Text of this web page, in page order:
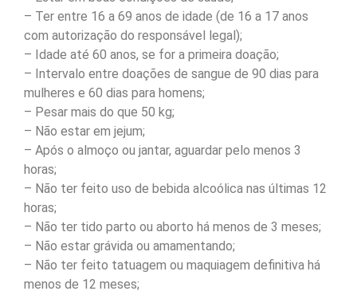
– Ter entre 16 a 69 anos de idade (de 16 a 17 anos
com autorização do responsável legal);
– Idade até 60 anos, se for a primeira doação;
– Intervalo entre doações de sangue de 90 dias para
mulheres e 60 dias para homens;
– Pesar mais do que 50 kg;
– Não estar em jejum;
– Após o almoço ou jantar, aguardar pelo menos 3
horas;
– Não ter feito uso de bebida alcoólica nas últimas 12
horas;
– Não ter tido parto ou aborto há menos de 3 meses;
– Não estar grávida ou amamentando;
– Não ter feito tatuagem ou maquiagem definitiva há
menos de 12 meses;